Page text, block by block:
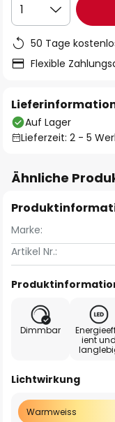
1
50 Tage
Flexible
Auf Lager
Lieferzeit: 2 - 5
Ähnliche
Marke:
Artikel Nr.:
Dimmbar
ient und
Lichtwirkung
Warmweiss